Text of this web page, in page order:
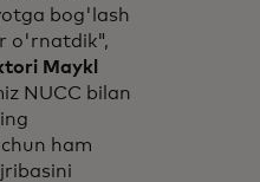
bog'lash
o'rnatdik",
Maykl
NUCC bilan
ham